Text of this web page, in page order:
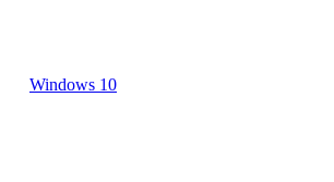
Windows 10